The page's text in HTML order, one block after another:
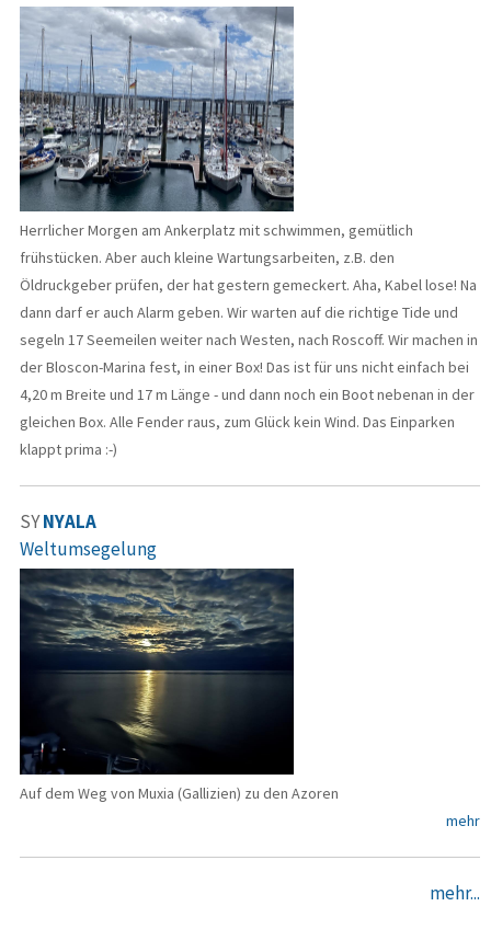
Herrlicher Morgen am Ankerplatz mit schwimmen, gemütlich
frühstücken. Aber auch kleine Wartungsarbeiten, z.B. den
Öldruckgeber prüfen, der hat gestern gemeckert. Aha, Kabel lose! Na
dann darf er auch Alarm geben. Wir warten auf die richtige Tide und
segeln 17 Seemeilen weiter nach Westen, nach Roscoff. Wir machen in
der Bloscon-Marina fest, in einer Box! Das ist für uns nicht einfach bei
4,20 m Breite und 17 m Länge - und dann noch ein Boot nebenan in der
gleichen Box. Alle Fender raus, zum Glück kein Wind. Das Einparken
klappt prima :-)
SYNYALA
Weltumsegelung
Auf dem Weg von Muxia (Gallizien) zu den Azoren
mehr
mehr...